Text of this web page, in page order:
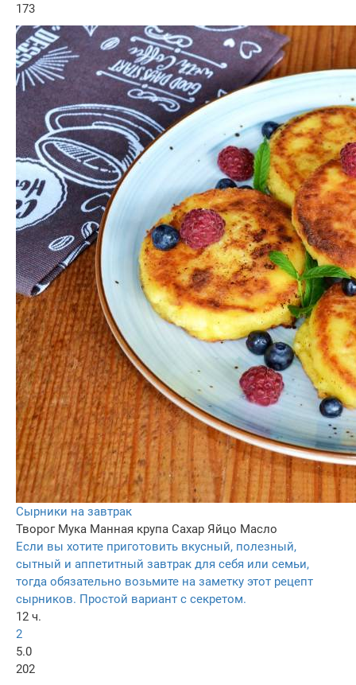
173
Сырники на завтрак
Творог Мука Манная крупа Сахар Яйцо Масло
Если вы хотите приготовить вкусный, полезный,
сытный и аппетитный завтрак для себя или семьи,
тогда обязательно возьмите на заметку этот рецепт
сырников. Простой вариант с секретом.
12 ч.
2
5.0
202